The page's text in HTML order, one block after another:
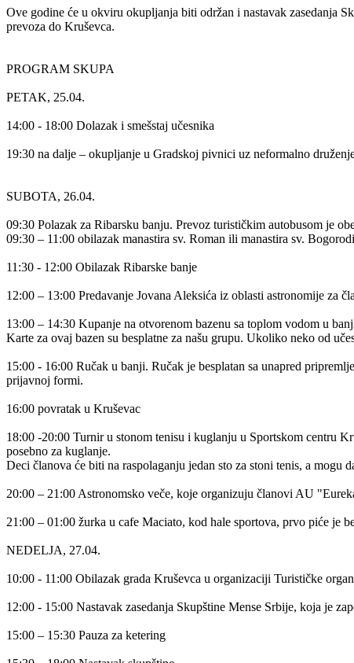
Ove godine će u okviru okupljanja biti održan i nastavak zasedanja
prevoza do Kruševca.
PROGRAM SKUPA
PETAK, 25.04.
14:00 - 18:00 Dolazak i smešstaj učesnika
19:30 na dalje – okupljanje u Gradskoj pivnici uz neformalno
SUBOTA, 26.04.
09:30 Polazak za Ribarsku banju. Prevoz turističkim autobusom je
09:30 – 11:00 obilazak manastira sv. Roman ili manastira sv.
11:30 - 12:00 Obilazak Ribarske banje
12:00 – 13:00 Predavanje Jovana Aleksića iz oblasti astronomije za
13:00 – 14:30 Kupanje na otvorenom bazenu sa toplom vodom u
Karte za ovaj bazen su besplatne za našu grupu. Ukoliko neko od
15:00 - 16:00 Ručak u banji. Ručak je besplatan sa unapred
prijavnoj formi.
16:00 povratak u Kruševac
18:00 -20:00 Turnir u stonom tenisu i kuglanju u Sportskom centru
posebno za kuglanje.
Deci članova će biti na raspolaganju jedan sto za stoni tenis, a mogu
20:00 – 21:00 Astronomsko veče, koje organizuju članovi AU
21:00 – 01:00 žurka u cafe Maciato, kod hale sportova, prvo piće je
NEDELJA, 27.04.
10:00 - 11:00 Obilazak grada Kruševca u organizaciji Turističke
12:00 - 15:00 Nastavak zasedanja Skupštine Mense Srbije, koja je
15:00 – 15:30 Pauza za ketering